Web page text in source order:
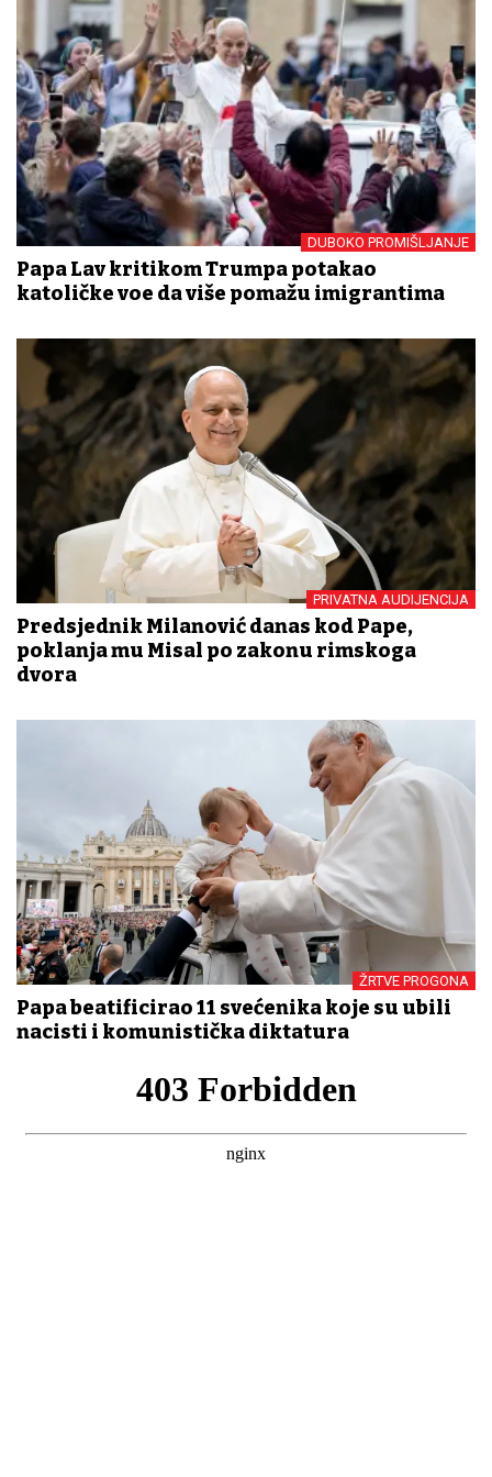
DUBOKO PROMIŠLJANJE
Papa Lav kritikom Trumpa potakao
katoličke vođe da više pomažu imigrantima
PRIVATNA AUDIJENCIJA
Predsjednik Milanović danas kod Pape,
poklanja mu Misal po zakonu rimskoga
dvora
ŽRTVE PROGONA
Papa beatificirao 11 svećenika koje su ubili
nacisti i komunistička diktatura